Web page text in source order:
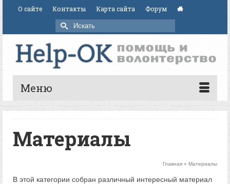
О сайте Контакты Карта сайта
Форум
Искать:
Меню
Материалы
Главная » Материалы
В этой категории собран различный интересный материал